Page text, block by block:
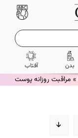
بدن آفتاب
» مراقبت روزانه پوست